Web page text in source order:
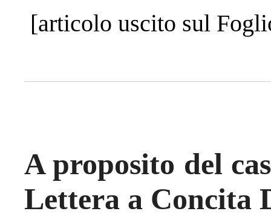
[articolo uscito sul
A proposito del
Lettera a Concita